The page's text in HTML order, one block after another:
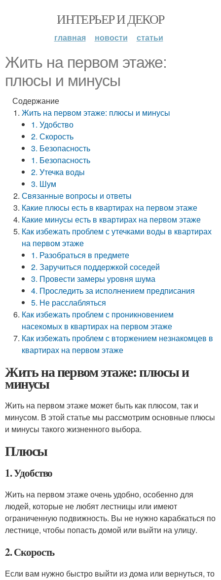
ИНТЕРЬЕР И ДЕКОР
главная новости статьи
Жить на первом этаже:
плюсы и минусы
Содержание
Жить на первом этаже: плюсы и минусы
1. Удобство
2. Скорость
3. Безопасность
1. Безопасность
2. Утечка воды
3. Шум
Связанные вопросы и ответы
Какие плюсы есть в квартирах на первом этаже
Какие минусы есть в квартирах на первом этаже
Как избежать проблем с утечками воды в квартирах
на первом этаже
1. Разобраться в предмете
2. Заручиться поддержкой соседей
3. Провести замеры уровня шума
4. Проследить за исполнением предписания
5. Не расслабляться
Как избежать проблем с проникновением
насекомых в квартирах на первом этаже
Как избежать проблем с вторжением незнакомцев в
квартирах на первом этаже
Жить на первом этаже: плюсы и
минусы
Жить на первом этаже может быть как плюсом, так и
минусом. В этой статье мы рассмотрим основные плюсы
и минусы такого жизненного выбора.
Плюсы
1. Удобство
Жить на первом этаже очень удобно, особенно для
людей, которые не любят лестницы или имеют
ограниченную подвижность. Вы не нужно карабкаться по
лестнице, чтобы попасть домой или выйти на улицу.
2. Скорость
Если вам нужно быстро выйти из дома или вернуться, то